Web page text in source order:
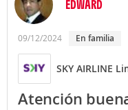
EDWARD
09/12/2024 En familia
SKY AIRLINE
Atención